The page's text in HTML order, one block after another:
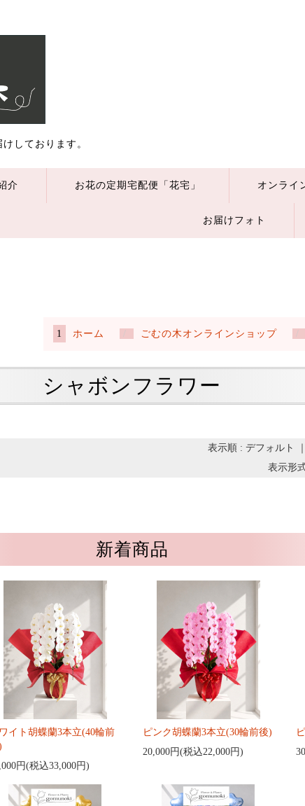
しております。
介 お花の定期宅配便「花宅」 オンライ
お届けフォト
ホーム ごむの木オンラインショップ
シャボンフラワー
表示順 : デフォルト ｜
表示形
新着商品
イト胡蝶蘭3本立(40輪前
円(税込33,000円)
ピンク胡蝶蘭3本立(30輪前後)
20,000円(税込22,000円)